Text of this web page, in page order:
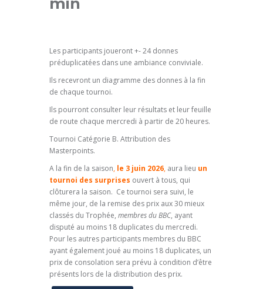
Les participants joueront +- 24 donnes
préduplicatées dans une ambiance conviviale.
Ils recevront un diagramme des donnes à la fin
de chaque tournoi.
Ils pourront consulter leur résultats et leur feuille
de route chaque mercredi à partir de 20 heures.
Tournoi Catégorie B. Attribution des
Masterpoints.
A la fin de la saison, le 3 juin 2026, aura lieu un
tournoi des surprises ouvert à tous, qui
clôturera la saison. Ce tournoi sera suivi, le
même jour, de la remise des prix aux 30 mieux
classés du Trophée, membres du BBC, ayant
disputé au moins 18 duplicates du mercredi.
Pour les autres participants membres du BBC
ayant également joué au moins 18 duplicates, un
prix de consolation sera prévu à condition d’être
présents lors de la distribution des prix.